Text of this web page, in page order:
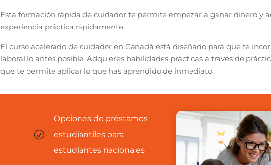
Esta formación rápida de cuidador te permite empezar a ganar dinero y
experiencia práctica rápidamente.
El curso acelerado de cuidador en Canadá está diseñado para que te
laboral lo antes posible. Adquieres habilidades prácticas a través de
que te permite aplicar lo que has aprendido de inmediato.
R
Opciones de préstamos
estudiantiles para
estudiantes nacionales